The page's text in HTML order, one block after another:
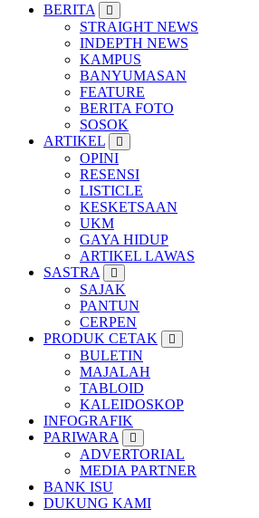
BERITA
STRAIGHT NEWS
INDEPTH NEWS
KAMPUS
BANYUMASAN
FEATURE
BERITA FOTO
SOSOK
ARTIKEL
OPINI
RESENSI
LISTICLE
KESKETSAAN
UKM
GAYA HIDUP
ARTIKEL LAWAS
SASTRA
SAJAK
PANTUN
CERPEN
PRODUK CETAK
BULETIN
MAJALAH
TABLOID
KALEIDOSKOP
INFOGRAFIK
PARIWARA
ADVERTORIAL
MEDIA PARTNER
BANK ISU
DUKUNG KAMI